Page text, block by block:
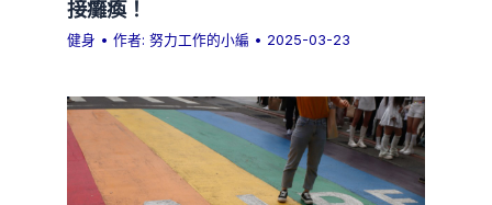
接癱瘓！
健身 • 作者:努力工作的小編 • 2025-03-23